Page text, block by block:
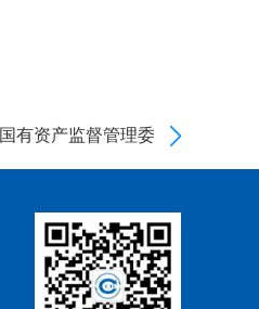
有资产监督管理委员会